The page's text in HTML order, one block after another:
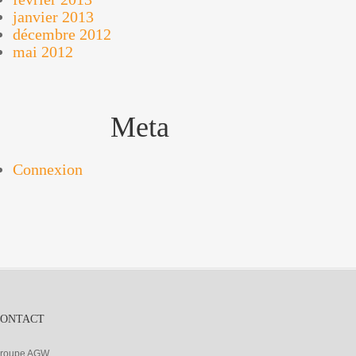
janvier 2013
décembre 2012
mai 2012
Meta
Connexion
AGW